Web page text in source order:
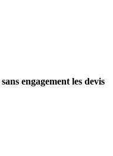
sans engagement les devis